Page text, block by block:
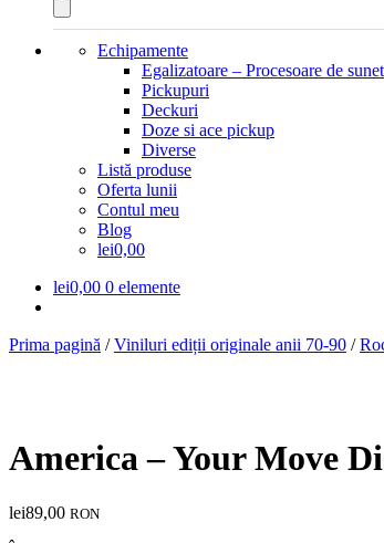
Echipamente
Egalizatoare – Procesoare de sunet
Pickupuri
Deckuri
Doze si ace pickup
Diverse
Listă produse
Oferta lunii
Contul meu
Blog
lei0,00
lei0,00 0 elemente
Prima pagină /Viniluri ediții originale anii 70-90 /
America – Your Move
lei89,00 RON